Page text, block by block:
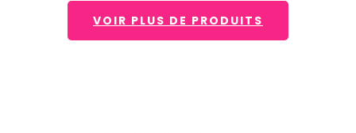
VOIR PLUS DE PRODUITS